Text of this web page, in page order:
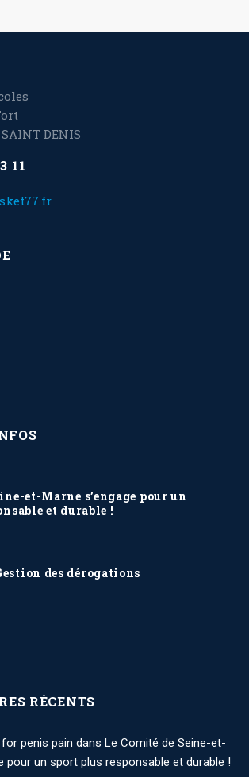
DENIS
11
et-Marne s’engage pour un
et durable !
des dérogations
RÉCENTS
penis pain dans Le Comité de Seine-et-
pour un sport plus responsable et durable !